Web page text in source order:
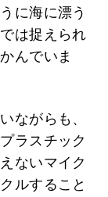
に海に漂う
は捉えられ
んでいま
ながらも、
ラスチック
ないマイク
ルすること